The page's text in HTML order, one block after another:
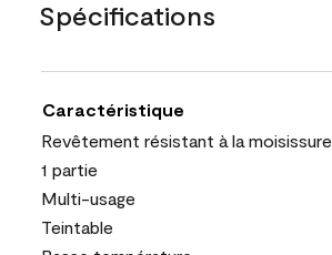
Spécifications
Caractéristique
Revêtement résistant à la moisissure
1 partie
Multi-usage
Teintable